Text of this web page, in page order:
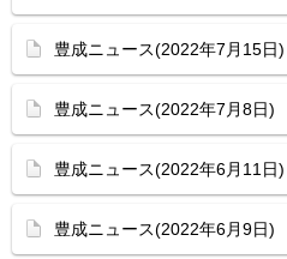
豊成ニュース(2022年7月15日)
豊成ニュース(2022年7月8日)
豊成ニュース(2022年6月11日)
豊成ニュース(2022年6月9日)